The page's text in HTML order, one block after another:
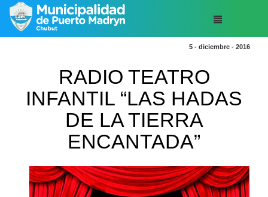
5 - diciembre - 2016
RADIO TEATRO
INFANTIL “LAS HADAS
DE LA TIERRA
ENCANTADA”